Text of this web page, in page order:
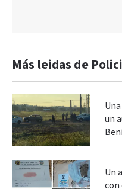
Más leidas de
un
Un
con